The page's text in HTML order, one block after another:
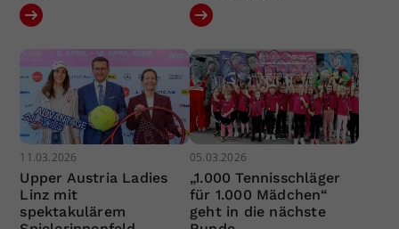
11.03.2026
Upper Austria Ladies
Linz mit
spektakulärem
05.03.2026
„1.000 Tennisschläger
für 1.000 Mädchen“
geht in die nächste